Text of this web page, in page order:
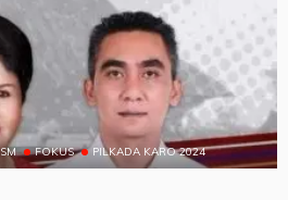
FOKUS PILKADA KARO 2024